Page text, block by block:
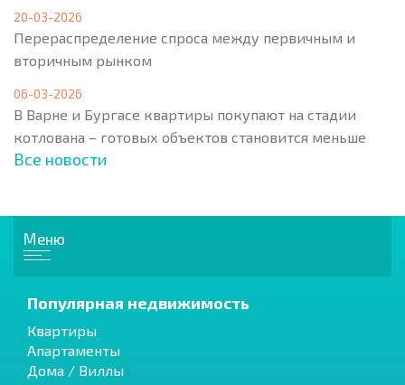
20-03-2026
Перераспределение спроса между первичным и
вторичным рынком
06-03-2026
В Варне и Бургасе квартиры покупают на стадии
котлована – готовых объектов становится меньше
Все новости
Меню
Популярная недвижимость
Квартиры
Апартаменты
Дома / Виллы